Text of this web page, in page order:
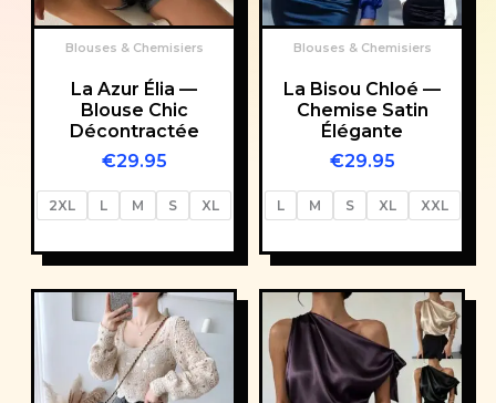
Blouses & Chemisiers
La Azur Élia —
Blouse Chic
Décontractée
€29.95
2XL L M S XL
Blouses & Chemisiers
La Bisou Chloé —
Chemise Satin
Élégante
€29.95
L M S XL XXL